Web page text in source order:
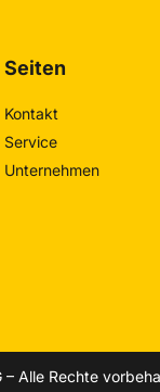
Seiten
Kontakt
Service
Unternehmen
Alle Rechte